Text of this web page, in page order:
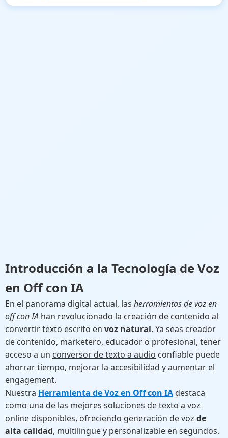
Introducción a la Tecnología de Voz
en Off con IA
En el panorama digital actual, las herramientas de voz en
off con IA han revolucionado la creación de contenido al
convertir texto escrito en voz natural. Ya seas creador
de contenido, marketero, educador o profesional, tener
acceso a un conversor de texto a audio confiable puede
ahorrar tiempo, mejorar la accesibilidad y aumentar el
engagement.
Nuestra Herramienta de Voz en Off con IA destaca
como una de las mejores soluciones de texto a voz
online disponibles, ofreciendo generación de voz de
alta calidad, multilingüe y personalizable en segundos.